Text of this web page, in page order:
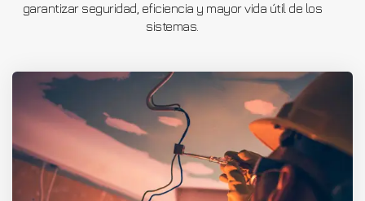
garantizar seguridad, eficiencia y mayor vida útil de los
sistemas.